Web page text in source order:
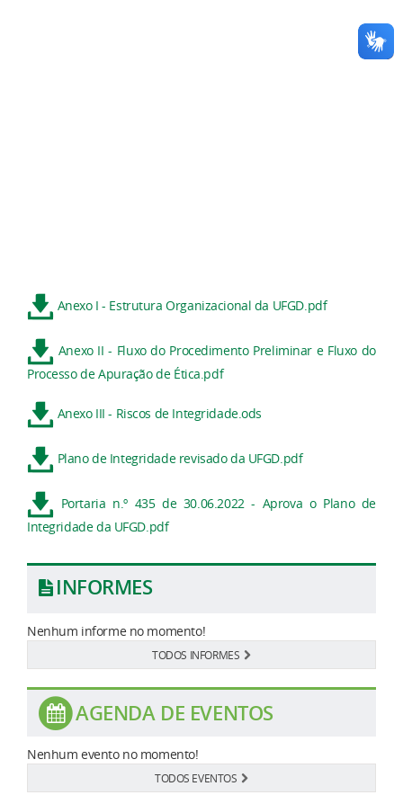
Anexo I - Estrutura Organizacional da UFGD.pdf
Anexo II - Fluxo do Procedimento Preliminar e Fluxo do
Processo de Apuração de Ética.pdf
Anexo III - Riscos de Integridade.ods
Plano de Integridade revisado da UFGD.pdf
Portaria n.º 435 de 30.06.2022 - Aprova o Plano de
Integridade da UFGD.pdf
INFORMES
Nenhum informe no momento!
TODOS INFORMES
AGENDA DE EVENTOS
Nenhum evento no momento!
TODOS EVENTOS